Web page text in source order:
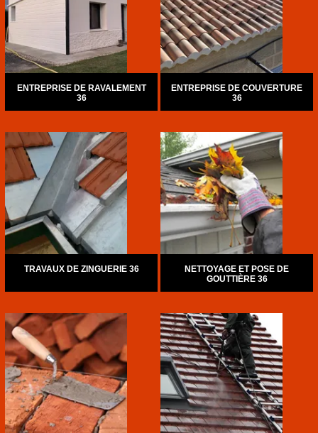
ENTREPRISE DE RAVALEMENT
36
ENTREPRISE DE COUVERTURE
36
TRAVAUX DE ZINGUERIE 36
NETTOYAGE ET POSE DE
GOUTTIÈRE 36